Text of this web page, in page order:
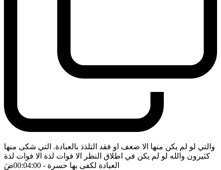
والتي لو لم يكن منها الا ضعف او فقد التلذذ بالعبادة. التي شكى منها
كثيرون والله لو لم يكن في اطلاق النظر الا فوات لذة الا فوات لذة
العبادة لكفى بها حسرة - 00:04:00 ضَ